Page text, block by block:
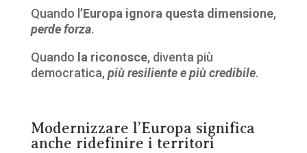
Quando l’Europa ignora questa dimensione,
perde forza.
Quando la riconosce, diventa più
democratica, più resiliente e più credibile.
Modernizzare l’Europa significa
anche ridefinire i territori